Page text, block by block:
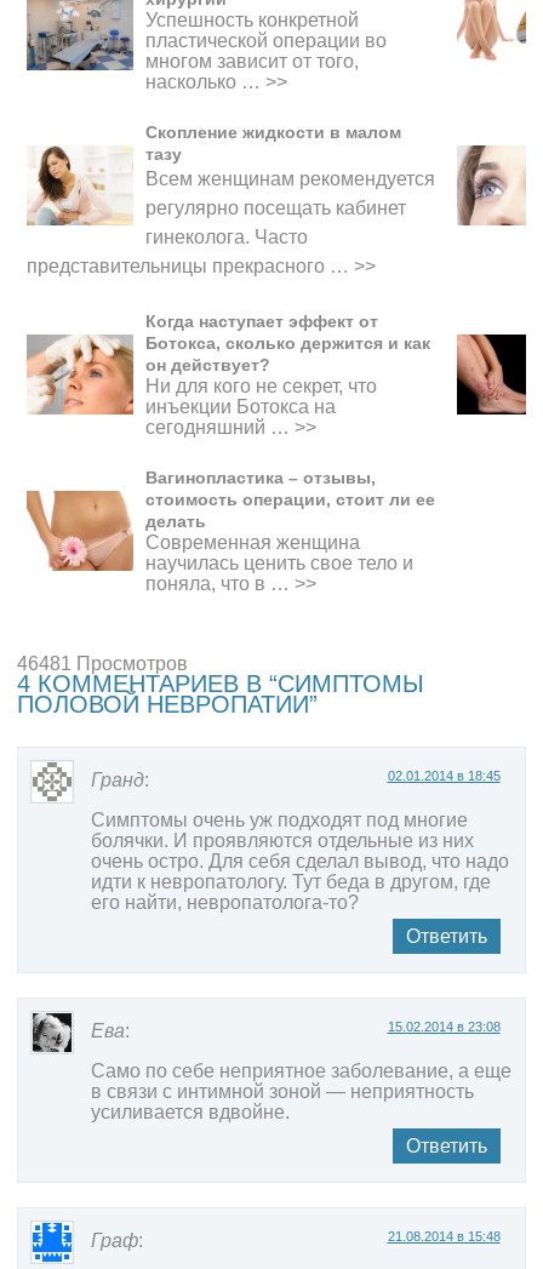
Успешность конкретной
пластической операции во
многом зависит от того,
насколько … >>
Скопление жидкости в малом
тазу
Всем женщинам рекомендуется
регулярно посещать кабинет
гинеколога. Часто
представительницы прекрасного … >>
Когда наступает эффект от
Ботокса, сколько держится и как
он действует?
Ни для кого не секрет, что
инъекции Ботокса на
сегодняшний … >>
Вагинопластика – отзывы,
стоимость операции, стоит ли ее
делать
Современная женщина
научилась ценить свое тело и
поняла, что в … >>
46481 Просмотров
4 КОММЕНТАРИЕВ В “СИМПТОМЫ
ПОЛОВОЙ НЕВРОПАТИИ”
Гранд: 02.01.2014 в 18:45
Симптомы очень уж подходят под многие
болячки. И проявляются отдельные из них
очень остро. Для себя сделал вывод, что надо
идти к невропатологу. Тут беда в другом, где
его найти, невропатолога-то?
Ответить
Ева: 15.02.2014 в 23:08
Само по себе неприятное заболевание, а еще
в связи с интимной зоной — неприятность
усиливается вдвойне.
Ответить
Граф: 21.08.2014 в 15:48